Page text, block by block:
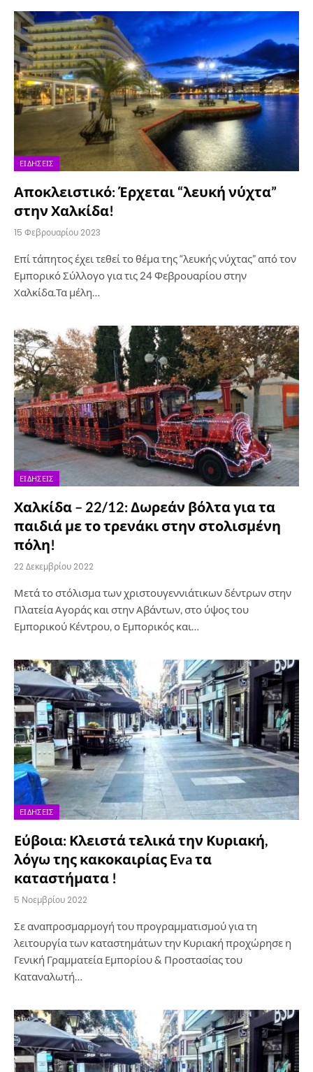
ΕΙΔΉΣΕΙΣ
Αποκλειστικό: Έρχεται “λευκή νύχτα”
στην Χαλκίδα!
15 Φεβρουαρίου 2023
Επί τάπητος έχει τεθεί το θέμα της “λευκής νύχτας” από τον
Εμπορικό Σύλλογο για τις 24 Φεβρουαρίου στην
Χαλκίδα.Τα μέλη…
ΕΙΔΉΣΕΙΣ
Χαλκίδα – 22/12: Δωρεάν βόλτα για τα
παιδιά με το τρενάκι στην στολισμένη
πόλη!
22 Δεκεμβρίου 2022
Μετά το στόλισμα των χριστουγεννιάτικων δέντρων στην
Πλατεία Αγοράς και στην Αβάντων, στο ύψος του
Εμπορικού Κέντρου, ο Εμπορικός και…
ΕΙΔΉΣΕΙΣ
Εύβοια: Κλειστά τελικά την Κυριακή,
λόγω της κακοκαιρίας Eva τα
καταστήματα !
5 Νοεμβρίου 2022
Σε αναπροσμαρμογή του προγραμματισμού για τη
λειτουργία των καταστημάτων την Κυριακή προχώρησε η
Γενική Γραμματεία Εμπορίου & Προστασίας του
Καταναλωτή…